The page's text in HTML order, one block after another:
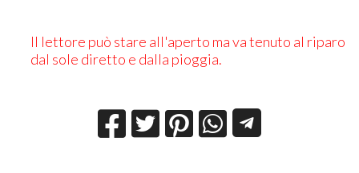
Il lettore può stare all'aperto ma va tenuto al riparo
dal sole diretto e dalla pioggia.